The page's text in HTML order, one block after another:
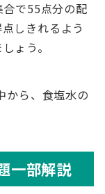
で55点分の配
しきれるよう
ょう。
から、食塩水の
一部解説